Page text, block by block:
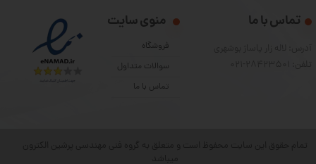
منوی سایت
فروشگاه
سوالات متداول
تماس با ما
تماس با ما